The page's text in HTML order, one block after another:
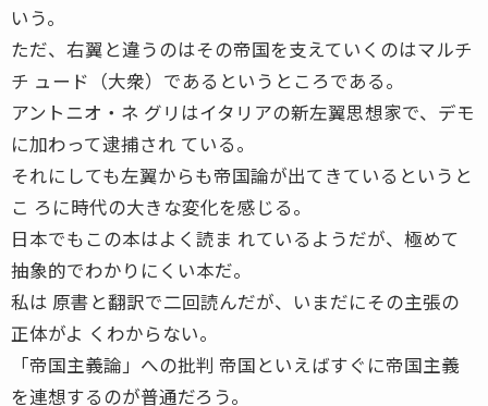
いう。
ただ、右翼と違うのはその帝国を支えていくのはマルチ
チ ュード（大衆）であるというところである。
アントニオ・ネ グリはイタリアの新左翼思想家で、デモ
に加わって逮捕され ている。
それにしても左翼からも帝国論が出てきているというと
こ ろに時代の大きな変化を感じる。
日本でもこの本はよく読ま れているようだが、極めて
抽象的でわかりにくい本だ。
私は 原書と翻訳で二回読んだが、いまだにその主張の
正体がよ くわからない。
「帝国主義論」への批判 帝国といえばすぐに帝国主義
を連想するのが普通だろう。